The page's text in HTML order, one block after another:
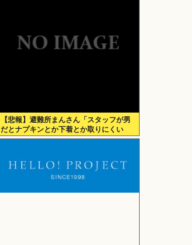
【悲報】避難所まんさん「スタッフが男
だとナプキンとか下着とか取りにくい
の！！」